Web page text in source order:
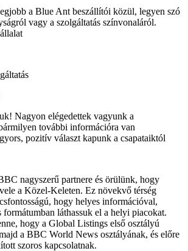
a Blue Ant beszállítói közül, legyen szó
vagy a szolgáltatás színvonaláról.
Nagyon elégedettek vagyunk a
további információra van
pozitív választ kapunk a csapataiktól
nagyszerű partnere és örülünk, hogy
a Közel-Keleten. Ez növekvő térség
hogy helyes információval,
láthassuk el a helyi piacokat.
hogy a Global Listings első osztályú
a BBC World News osztályának, és előre
szoros kapcsolatnak.